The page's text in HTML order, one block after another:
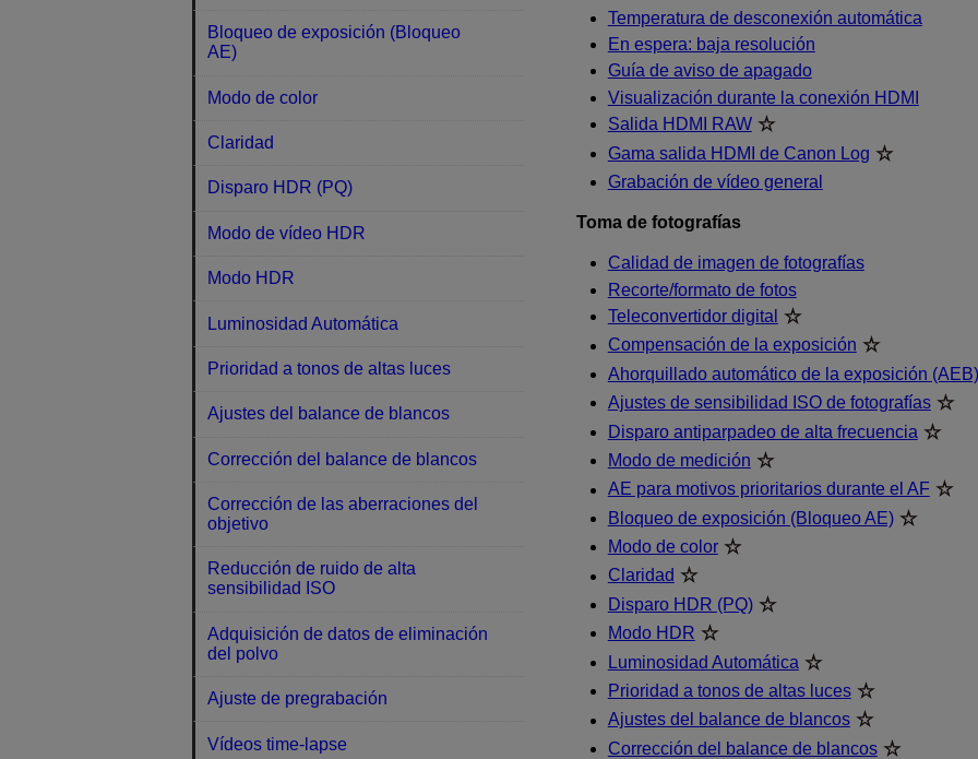
Temperatura de desconexión automática
En espera: baja resolución
Guía de aviso de apagado
Visualización durante la conexión HDMI
Salida HDMI RAW
Gama salida HDMI de Canon Log
Grabación de vídeo general
Toma de fotografías
Calidad de imagen de fotografías
Recorte/formato de fotos
Teleconvertidor digital
Compensación de la exposición
Ahorquillado automático de la exposición (AEB)
Ajustes de sensibilidad ISO de fotografías
Disparo antiparpadeo de alta frecuencia
Modo de medición
AE para motivos prioritarios durante el AF
Bloqueo de exposición (Bloqueo AE)
Modo de color
Claridad
Disparo HDR (PQ)
Modo HDR
Luminosidad Automática
Prioridad a tonos de altas luces
Ajustes del balance de blancos
Corrección del balance de blancos
Bloqueo de exposición (Bloqueo
AE)
Modo de color
Claridad
Disparo HDR (PQ)
Modo de vídeo HDR
Modo HDR
Luminosidad Automática
Prioridad a tonos de altas luces
Ajustes del balance de blancos
Corrección del balance de blancos
Corrección de las aberraciones del
objetivo
Reducción de ruido de alta
sensibilidad ISO
Adquisición de datos de eliminación
del polvo
Ajuste de pregrabación
Vídeos time-lapse